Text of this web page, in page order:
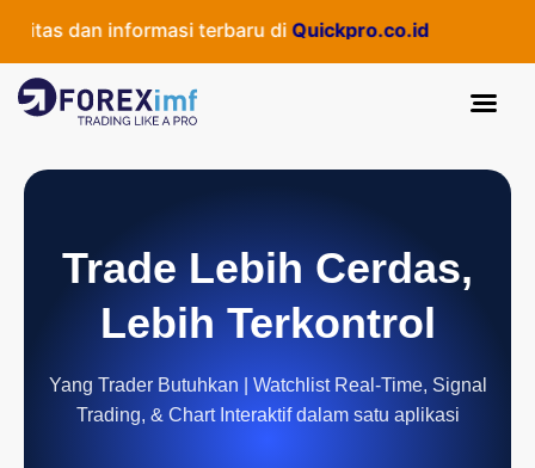
dan informasi terbaru diQuickpro.co.id
Trade Lebih Cerdas,
Lebih Terkontrol
Yang Trader Butuhkan | Watchlist Real-Time, Signal
Trading, & Chart Interaktif dalam satu aplikasi